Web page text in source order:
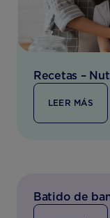
Recetas –
LEER MÁS
Batido de